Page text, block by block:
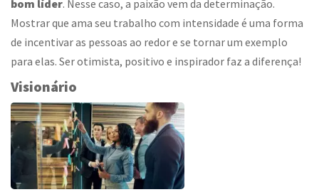
bom líder. Nesse caso, a paixão vem da determinação.
Mostrar que ama seu trabalho com intensidade é uma forma
de incentivar as pessoas ao redor e se tornar um exemplo
para elas. Ser otimista, positivo e inspirador faz a diferença!
Visionário